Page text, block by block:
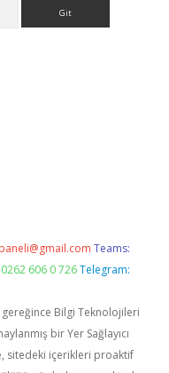
Teams:
606 0 726 Telegram:
gereğince Bilgi Teknolojileri
bir Yer Sağlayıcı
sitedeki içerikleri proaktif